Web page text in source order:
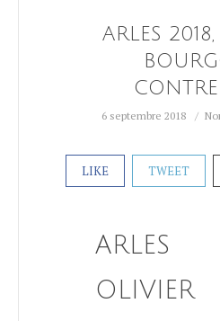
ARLES
6 septembre 2018
LIKE TWEET
ARLES
OLIVIER